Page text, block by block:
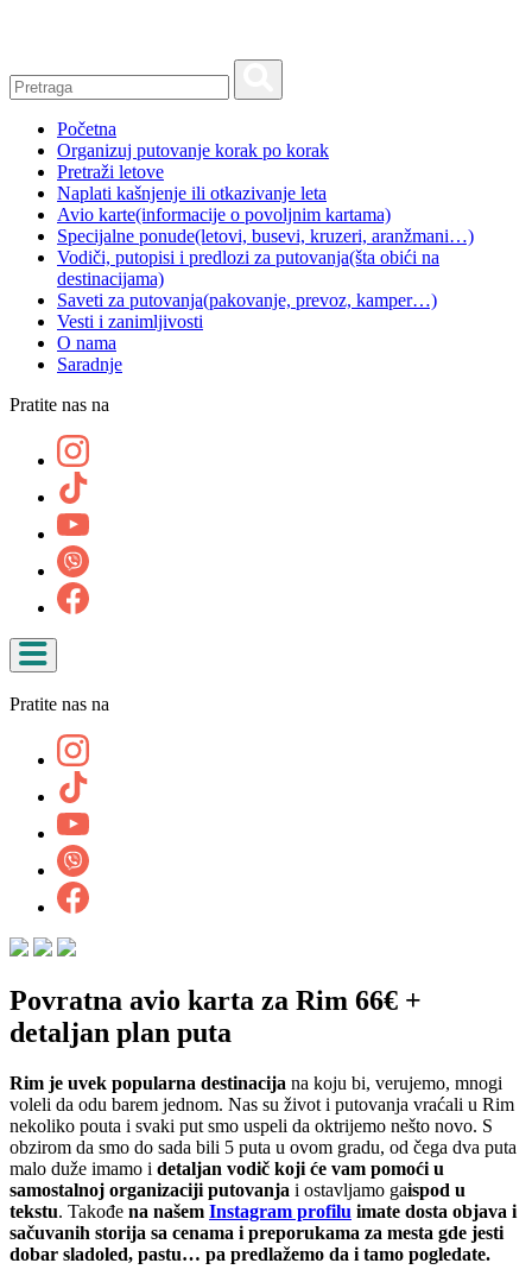
Početna
Organizuj putovanje korak po korak
Pretraži letove
Naplati kašnjenje ili otkazivanje leta
Avio karte(informacije o povoljnim kartama)
Specijalne ponude(letovi, busevi, kruzeri, aranžmani…)
Vodiči, putopisi i predlozi za putovanja(šta obići na
destinacijama)
Saveti za putovanja(pakovanje, prevoz, kamper…)
Vesti i zanimljivosti
O nama
Saradnje
Pratite nas na
Pratite nas na
Povratna avio karta za Rim 66€ +
detaljan plan puta
Rim je uvek popularna destinacija na koju bi, verujemo, mnogi
voleli da odu barem jednom. Nas su život i putovanja vraćali u Rim
nekoliko pouta i svaki put smo uspeli da oktrijemo nešto novo. S
obzirom da smo do sada bili 5 puta u ovom gradu, od čega dva puta
malo duže imamo i detaljan vodič koji će vam pomoći u
samostalnoj organizaciji putovanja i ostavljamo gaispod u
tekstu. Takođe na našem Instagram profilu imate dosta objava i
sačuvanih storija sa cenama i preporukama za mesta gde jesti
dobar sladoled, pastu… pa predlažemo da i tamo pogledate.